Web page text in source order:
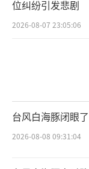
位纠纷引发悲剧
2026-08-07 23:05:06
台风白海豚闭眼
2026-08-08 09:31:04